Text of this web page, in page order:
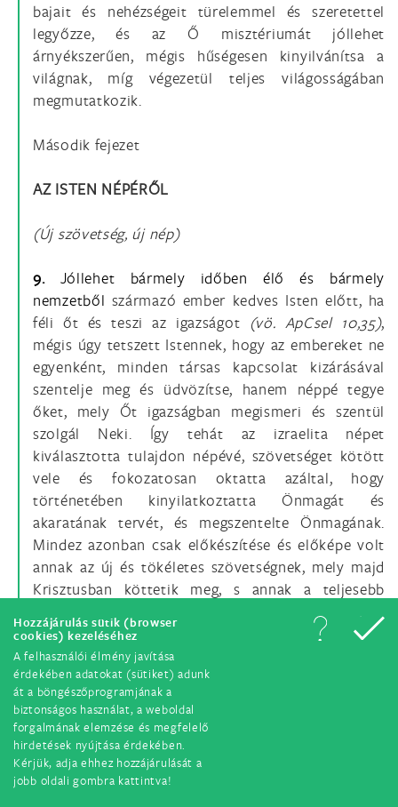
Hozzájárulás sütik (browser
cookies) kezeléséhez
A felhasználói élmény javítása
érdekében adatokat (sütiket) adunk
át a böngészőprogramjának a
biztonságos használat, a weboldal
forgalmának elemzése és megfelelő
hirdetések nyújtása érdekében.
Kérjük, adja ehhez hozzájárulását a
jobb oldali gombra kattintva!
bajait és nehézségeit türelemmel és szeretettel
legyőzze, és az Ő misztériumát jóllehet
árnyékszerűen, mégis hűségesen kinyilvánítsa a
világnak, míg végezetül teljes világosságában
megmutatkozik.
Második fejezet
AZ ISTEN NÉPÉRŐL
(Új szövetség, új nép)
9. Jóllehet bármely időben élő és bármely
nemzetből származó ember kedves Isten előtt, ha
féli őt és teszi az igazságot (vö. ApCsel 10,35),
mégis úgy tetszett Istennek, hogy az embereket ne
egyenként, minden társas kapcsolat kizárásával
szentelje meg és üdvözítse, hanem néppé tegye
őket, mely Őt igazságban megismeri és szentül
szolgál Neki. Így tehát az izraelita népet
kiválasztotta tulajdon népévé, szövetséget kötött
vele és fokozatosan oktatta azáltal, hogy
történetében kinyilatkoztatta Önmagát és
akaratának tervét, és megszentelte Önmagának.
Mindez azonban csak előkészítése és előképe volt
annak az új és tökéletes szövetségnek, mely majd
Krisztusban köttetik meg, s annak a teljesebb
kinyilatkoztatásnak, melyet Isten megtestesült
Igéje fog átadni. "Íme, napok jönnek -- mondja az
Úr --, amikor új szövetséget kötök Izrael házával és
Júda házával... Bensejükbe adom törvényemet, és a
szívükbe írom. Én Istenük leszek, ők meg az én
népem lesznek... Mert mindnyájan ismerni fognak
engem a legkisebbtől a legnagyobbig, mondja az
Úr"(Jer 31,31--34). Ezt az új szövetséget Krisztus
hozta létre, tudniillik az új szövetséget az Ő